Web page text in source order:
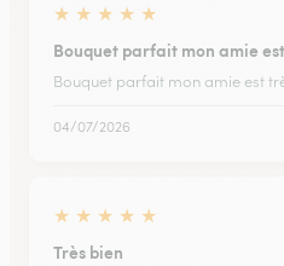
★ ★ ★ ★ ★
Bouquet parfait mon amie
Bouquet parfait mon amie est
04/07/2026
★ ★ ★ ★ ★
Très bien